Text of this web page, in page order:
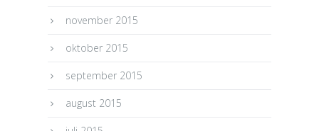
november 2015
oktober 2015
september 2015
august 2015